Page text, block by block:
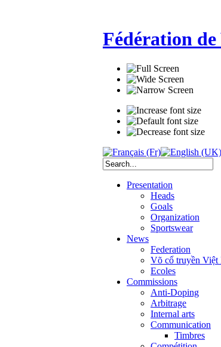
Fédération
Presentation
Heads
Goals
Organization
Sportswear
News
Federation
Võ cổ truyền Việt
Ecoles
Commissions
Anti-Doping
Arbitrage
Internal arts
Communication
Timbres